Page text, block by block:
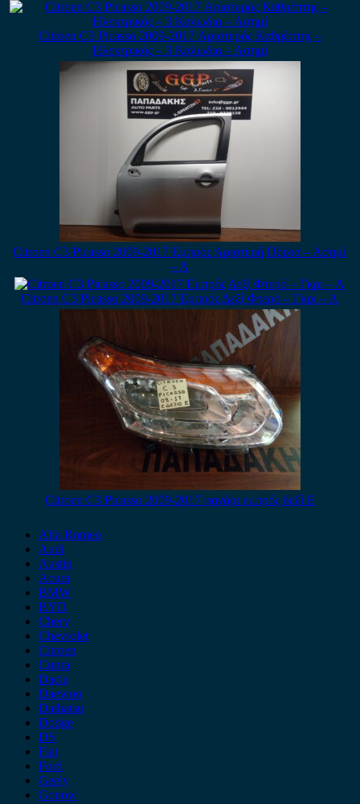
Citroen C3 Picasso 2009-2017 Αριστερός Καθρέπτης –
Ηλεκτρικός – 3 Καλώδια – Ασημί
Citroen C3 Picasso 2009-2017 Εμπρός Αριστερή Πόρτα – Ασημί
– Α
Citroen C3 Picasso 2009-2017 Εμπρός Δεξί Φτερό – Γκρι – Α
Citroen C3 Picasso 2009-2017 φανάρι εμπρός δεξί E
Alfa Romeo
Audi
Austin
Acura
BMW
BYD
Chery
Chevrolet
Citroen
Cupra
Dacia
Daewoo
Daihatsu
Dodge
DS
Fiat
Ford
Geely
Gonow